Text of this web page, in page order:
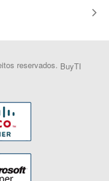
reservados. BuyTI